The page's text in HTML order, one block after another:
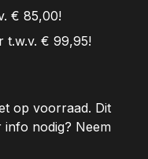
€ 85,00!
t.w.v. € 99,95!
op voorraad. Dit
nodig? Neem